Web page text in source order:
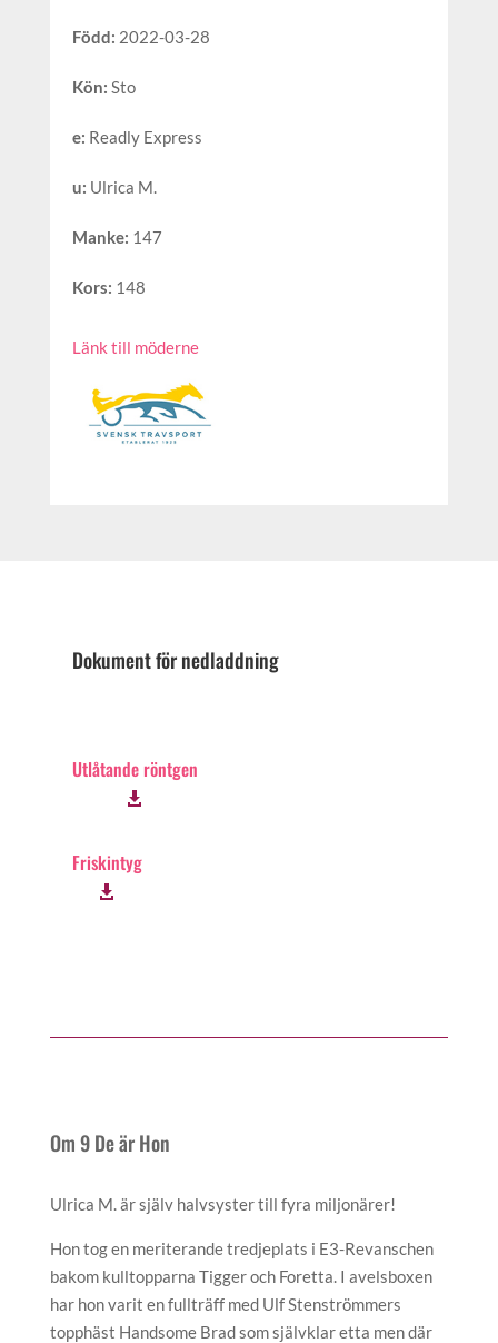
Född: 2022-03-28
Kön: Sto
e: Readly Express
u: Ulrica M.
Manke: 147
Kors: 148
Länk till möderne
Dokument för nedladdning
Utlåtande röntgen
Friskintyg
Om 9 De är Hon
Ulrica M. är själv halvsyster till fyra miljonärer!
Hon tog en meriterande tredjeplats i E3-Revanschen
bakom kulltopparna Tigger och Foretta. I avelsboxen
har hon varit en fullträff med Ulf Stenströmmers
topphäst Handsome Brad som självklar etta men där